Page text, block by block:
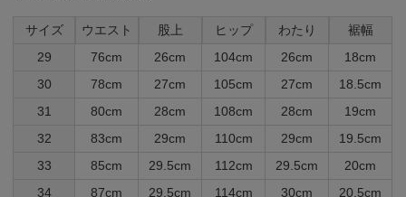
サイズ ウエスト 股上 ヒップ わたり
裾幅
29
76cm 26cm 104cm 26cm
18cm
30
78cm 27cm 105cm 27cm
18.5cm
31
80cm 28cm 108cm 28cm
19cm
32
83cm 29cm 110cm 29cm
19.5cm
33
85cm 29.5cm 112cm 29.5cm
20cm
34
87cm 29.5cm 114cm 30cm 20.5cm